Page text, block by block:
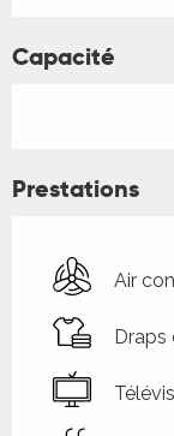
Capacité
Prestations
Air
Draps